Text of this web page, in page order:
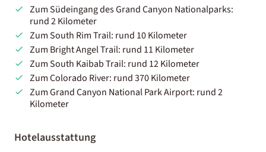
Zum Südeingang des Grand Canyon Nationalparks:
rund 2 Kilometer
Zum South Rim Trail: rund 10 Kilometer
Zum Bright Angel Trail: rund 11 Kilometer
Zum South Kaibab Trail: rund 12 Kilometer
Zum Colorado River: rund 370 Kilometer
Zum Grand Canyon National Park Airport: rund 2
Kilometer
Hotelausstattung